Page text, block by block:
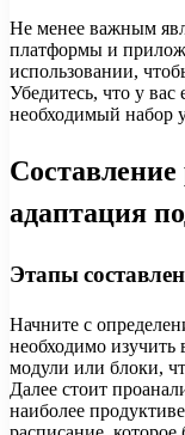
Не менее важным
платформы и
использовании,
Убедитесь, что у
необходимый набор
адаптация
Этапы
Начните с
необходимо изучить
модули или блоки,
Далее стоит
наиболее